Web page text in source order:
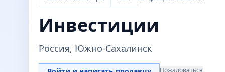
Инвестиции
Россия, Южно-Сахалинск
Пожаловаться